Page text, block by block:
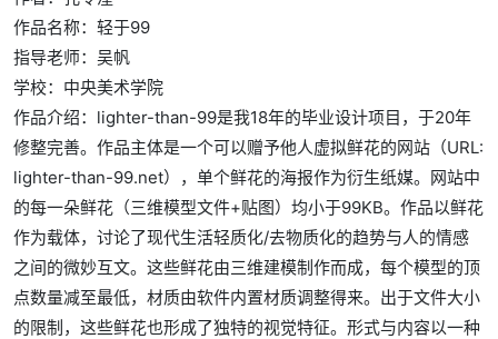
作品名称：轻于99
指导老师：吴帆
学校：中央美术学院
作品介绍：lighter-than-99是我18年的毕业设计项目，于20年
修整完善。作品主体是一个可以赠予他人虚拟鲜花的网站（URL:
lighter-than-99.net），单个鲜花的海报作为衍生纸媒。网站中
的每一朵鲜花（三维模型文件+贴图）均小于99KB。作品以鲜花
作为载体，讨论了现代生活轻质化/去物质化的趋势与人的情感
之间的微妙互文。这些鲜花由三维建模制作而成，每个模型的顶
点数量减至最低，材质由软件内置材质调整得来。出于文件大小
的限制，这些鲜花也形成了独特的视觉特征。形式与内容以一种